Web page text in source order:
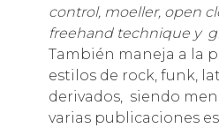
control, moeller, open
freehand technique y
También maneja a la
estilos de rock, funk,
derivados, siendo
varias publicaciones